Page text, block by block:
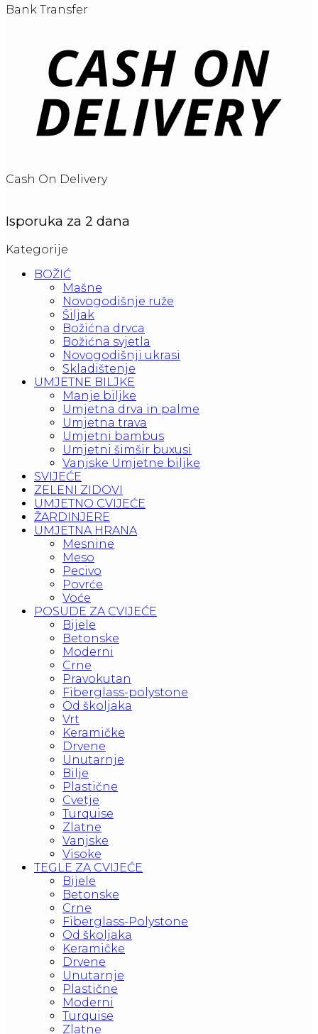
Bank Transfer
Cash On Delivery
Isporuka za 2 dana
Kategorije
BOŽIĆ
Mašne
Novogodišnje ruže
Šiljak
Božićna drvca
Božićna svjetla
Novogodišnji ukrasi
Skladištenje
UMJETNE BILJKE
Manje biljke
Umjetna drva in palme
Umjetna trava
Umjetni bambus
Umjetni šimšir buxusi
Vanjske Umjetne biljke
SVIJEĆE
ZELENI ZIDOVI
UMJETNO CVIJEĆE
ŽARDINJERE
UMJETNA HRANA
Mesnine
Meso
Pecivo
Povrće
Voće
POSUDE ZA CVIJEĆE
Bijele
Betonske
Moderni
Crne
Pravokutan
Fiberglass-polystone
Od školjaka
Vrt
Keramičke
Drvene
Unutarnje
Bilje
Plastične
Cvetje
Turquise
Zlatne
Vanjske
Visoke
TEGLE ZA CVIJEĆE
Bijele
Betonske
Crne
Fiberglass-Polystone
Od školjaka
Keramičke
Drvene
Unutarnje
Plastične
Moderni
Turquise
Zlatne